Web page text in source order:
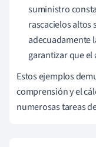
suministro
rascacielos altos
adecuadamente
garantizar que el
Estos ejemplos
comprensión y el
numerosas tareas